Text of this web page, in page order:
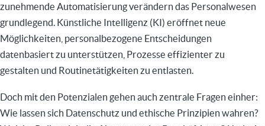
zunehmende Automatisierung verändern das Personalwesen
grundlegend. Künstliche Intelligenz (KI) eröffnet neue
Möglichkeiten, personalbezogene Entscheidungen
datenbasiert zu unterstützen, Prozesse effizienter zu
gestalten und Routinetätigkeiten zu entlasten.
Doch mit den Potenzialen gehen auch zentrale Fragen einher:
Wie lassen sich Datenschutz und ethische Prinzipien wahren?